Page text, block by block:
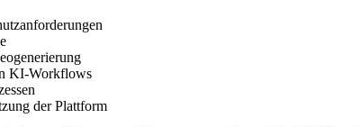
KI-Workflows
der Plattform